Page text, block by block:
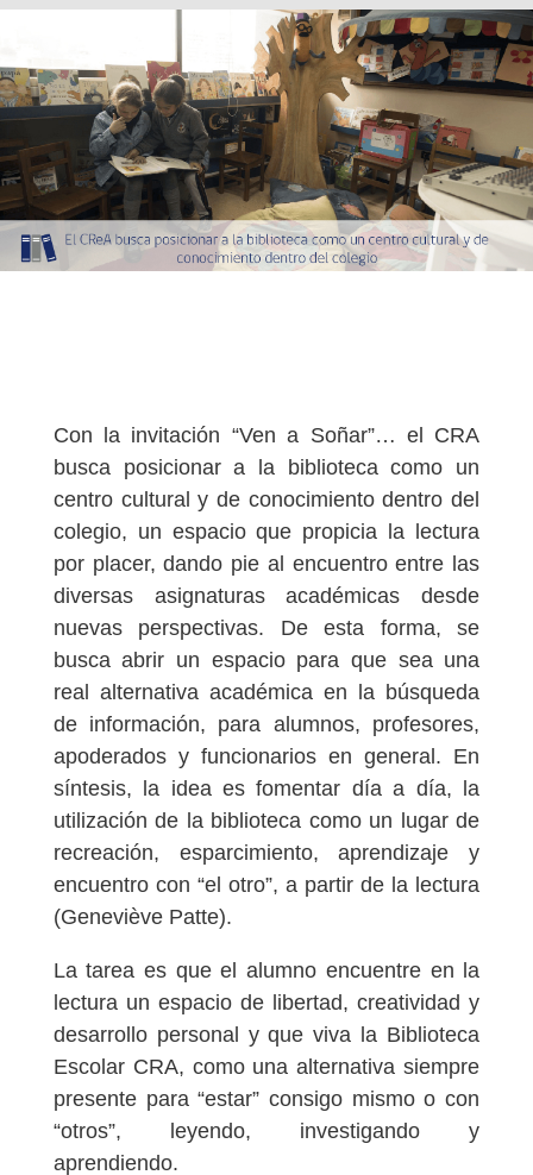
Con la invitación “Ven a Soñar”… el CRA
busca posicionar a la biblioteca como un
centro cultural y de conocimiento dentro del
colegio, un espacio que propicia la lectura
por placer, dando pie al encuentro entre las
diversas asignaturas académicas desde
nuevas perspectivas. De esta forma, se
busca abrir un espacio para que sea una
real alternativa académica en la búsqueda
de información, para alumnos, profesores,
apoderados y funcionarios en general. En
síntesis, la idea es fomentar día a día, la
utilización de la biblioteca como un lugar de
recreación, esparcimiento, aprendizaje y
encuentro con “el otro”, a partir de la lectura
(Geneviève Patte).
La tarea es que el alumno encuentre en la
lectura un espacio de libertad, creatividad y
desarrollo personal y que viva la Biblioteca
Escolar CRA, como una alternativa siempre
presente para “estar” consigo mismo o con
“otros”, leyendo, investigando y
aprendiendo.